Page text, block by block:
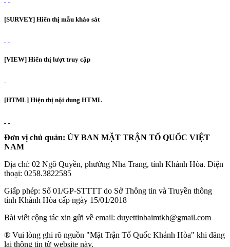
[SURVEY] Hiển thị mẫu khảo sát
[VIEW] Hiển thị lượt truy cập
[HTML] Hiện thị nội dung HTML
Đơn vị chủ quản: ỦY BAN MẶT TRẬN TỔ QUỐC VIỆT
NAM
Địa chỉ: 02 Ngô Quyền, phường Nha Trang, tỉnh Khánh Hòa. Điện
thoại: 0258.3822585
Giấp phép: Số 01/GP-STTTT do Sở Thông tin và Truyền thông
tỉnh Khánh Hòa cấp ngày 15/01/2018
Bài viết cộng tác xin gửi về email: duyettinbaimtkh@gmail.com
® Vui lòng ghi rõ nguồn "Mặt Trận Tổ Quốc Khánh Hòa" khi đăng
lại thông tin từ website này.